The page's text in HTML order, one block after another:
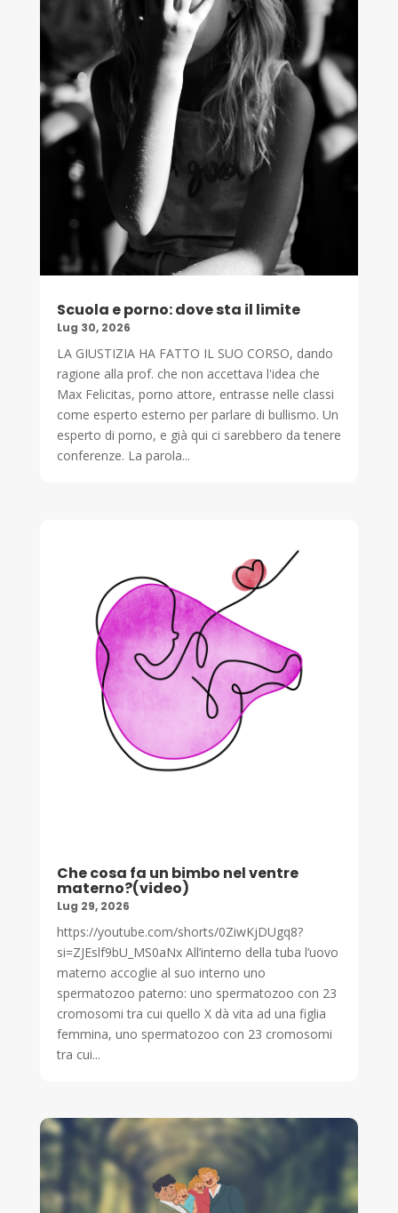
Scuola e porno: dove sta il limite
Lug 30, 2026
LA GIUSTIZIA HA FATTO IL SUO CORSO, dando
ragione alla prof. che non accettava l'idea che
Max Felicitas, porno attore, entrasse nelle classi
come esperto esterno per parlare di bullismo. Un
esperto di porno, e già qui ci sarebbero da tenere
conferenze. La parola...
Che cosa fa un bimbo nel ventre
materno?(video)
Lug 29, 2026
https://youtube.com/shorts/0ZiwKjDUgq8?
si=ZJEslf9bU_MS0aNx All’interno della tuba l’uovo
materno accoglie al suo interno uno
spermatozoo paterno: uno spermatozoo con 23
cromosomi tra cui quello X dà vita ad una figlia
femmina, uno spermatozoo con 23 cromosomi
tra cui...